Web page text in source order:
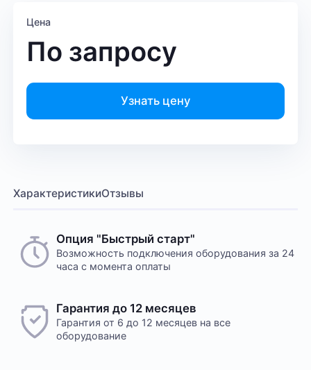
Цена
По запросу
Узнать цену
ХарактеристикиОтзывы
Опция "Быстрый старт"
Возможность подключения оборудования за 24
часа с момента оплаты
Гарантия до 12 месяцев
Гарантия от 6 до 12 месяцев на все
оборудование